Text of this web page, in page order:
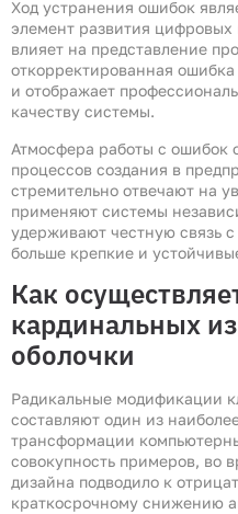
Ход устранения ошибок
элемент развития
влияет на представление
откорректированная
и отображает
качеству системы.
Атмосфера работы с ошибок
процессов создания в
стремительно отвечают на
применяют системы
удерживают честную связь
больше крепкие и
Как
кардинальных
оболочки
Радикальные модификации
составляют один из
трансформации
совокупность примеров, во
дизайна подводило к
краткосрочному снижению